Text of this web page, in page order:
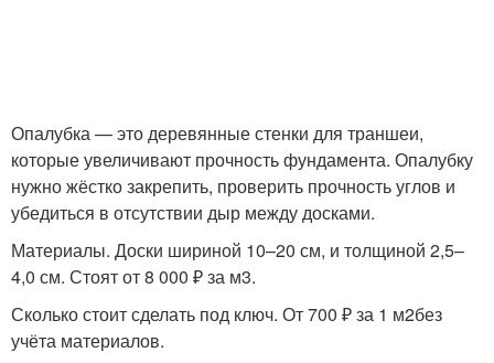
Опалубка — это деревянные стенки для траншеи,
которые увеличивают прочность фундамента. Опалубку
нужно жёстко закрепить, проверить прочность углов и
убедиться в отсутствии дыр между досками.
Материалы. Доски шириной 10–20 см, и толщиной 2,5–
4,0 см. Стоят от 8 000 ₽ за м3.
Сколько стоит сделать под ключ. От 700 ₽ за 1 м2без
учёта материалов.